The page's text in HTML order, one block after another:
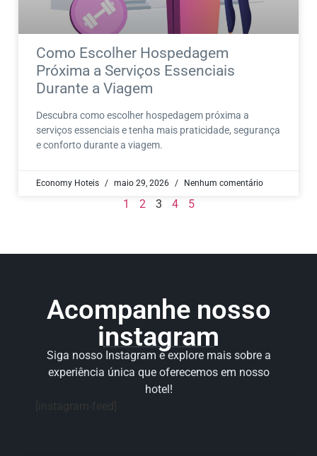
Como Escolher Hospedagem
Próxima a Serviços Essenciais
Durante a Viagem
Descubra como escolher hospedagem próxima a
serviços essenciais e tenha mais praticidade, segurança
e conforto durante a viagem.
Economy Hoteis maio 29, 2026 Nenhum comentário
1 2 3 4 5
Acompanhe nosso
instagram
Siga nosso Instagram e explore mais sobre a
experiência única que oferecemos em nosso
hotel!